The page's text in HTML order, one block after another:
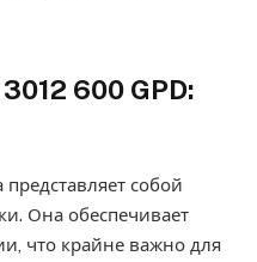
600 GPD:
собой
Она обеспечивает
что крайне важно для